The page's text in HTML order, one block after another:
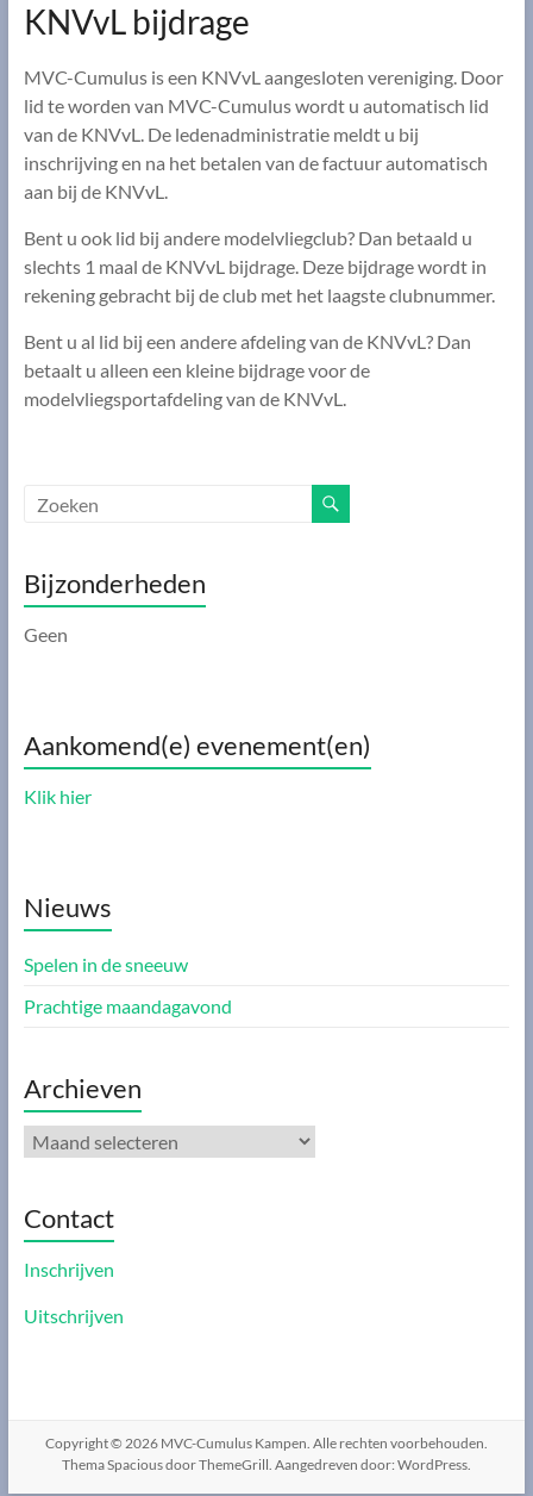
KNVvL bijdrage
MVC-Cumulus is een KNVvL aangesloten vereniging. Door
lid te worden van MVC-Cumulus wordt u automatisch lid
van de KNVvL. De ledenadministratie meldt u bij
inschrijving en na het betalen van de factuur automatisch
aan bij de KNVvL.
Bent u ook lid bij andere modelvliegclub? Dan betaald u
slechts 1 maal de KNVvL bijdrage. Deze bijdrage wordt in
rekening gebracht bij de club met het laagste clubnummer.
Bent u al lid bij een andere afdeling van de KNVvL? Dan
betaalt u alleen een kleine bijdrage voor de
modelvliegsportafdeling van de KNVvL.
Bijzonderheden
Geen
Aankomend(e) evenement(en)
Klik hier
Nieuws
Spelen in de sneeuw
Prachtige maandagavond
Archieven
Archieven
Contact
Inschrijven
Uitschrijven
Copyright © 2026 MVC-Cumulus Kampen. Alle rechten voorbehouden.
ThemaSpaciousdoor ThemeGrill. Aangedreven door: WordPress.